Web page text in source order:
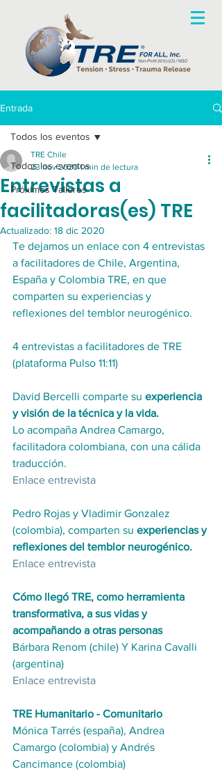
Entrada
Todos los eventos
Próximos Talleres
Todos los eventos
Entrevistas a
facilitadoras(es) TRE
TRE Chile
23 nov 2020 1 min de lectura
Actualizado: 18 dic 2020
Te dejamos un enlace con 4 entrevistas
a facilitadores de Chile, Argentina,
España y Colombia TRE, en que
comparten su experiencias y
reflexiones del temblor neurogénico.
4 entrevistas a facilitadores de TRE
(plataforma Pulso 11:11)
David Bercelli comparte su experiencia
y visión de la técnica y la vida.
Lo acompaña Andrea Camargo,
facilitadora colombiana, con una cálida
traducción.
Enlace entrevista
Pedro Rojas y Vladimir Gonzalez
(colombia), comparten su experiencias y
reflexiones del temblor neurogénico.
Enlace entrevista
Cómo llegó TRE, como herramienta
transformativa, a sus vidas y
acompañando a otras personas
Bárbara Renom (chile) Y Karina Cavalli
(argentina)
Enlace entrevista
TRE Humanitario - Comunitario
Mónica Tarrés (españa), Andrea
Camargo (colombia) y Andrés
Cancimance (colombia)